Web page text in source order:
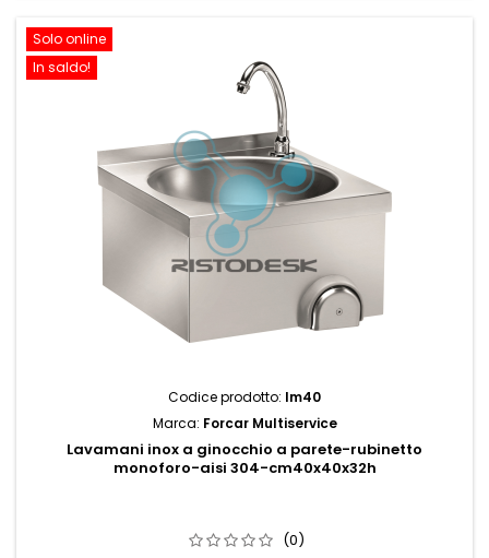
Solo online
In saldo!
Codice prodotto: lm40
Marca: Forcar Multiservice
Lavamani inox a ginocchio a parete-rubinetto
monoforo-aisi 304-cm40x40x32h
(0)